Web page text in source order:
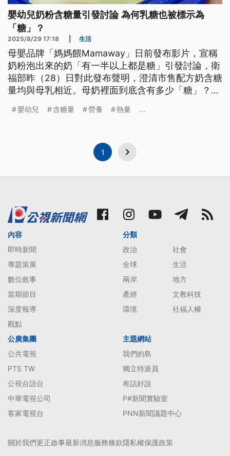
嬰幼兒奶粉含糖量引發討論 為何乳糖也被標示為
「糖」？
2025/8/29 17:18 生活
母嬰品牌「媽媽餵Mamaway」日前發布影片，宣稱
奶粉泡出來的奶「有一半以上都是糖」引發討論，衛
福部昨（28）日對此發布聲明，澄清市售配方奶含糖
量均與母乳相近。母奶裡面到底含有多少「糖」？為
適當？
嬰幼兒 含糖量 營養 熱量 ...
1
內容
即時新聞
專題策展
數位敘事
當期節目
深度報導
觀點
分類
政治
社會
全球
生活
兩岸
地方
產經
文教科技
環境
社福人權
公廣集團
公共電視
PTS TW
公視台語台
中華電視公司
客家電視台
主題網站
我們的島
獨立特派員
有話好說
P#新聞實驗室
PNN新聞議題中心
關於我們更正啟事最新消息服務條款隱私權保護政策